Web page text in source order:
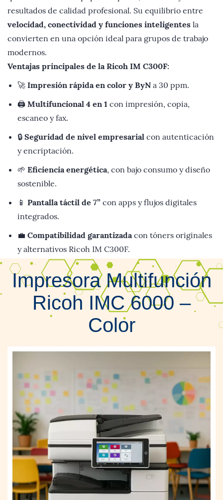
resultados de calidad profesional. Su equilibrio entre
velocidad, conectividad y funciones inteligentes la
convierten en una opción ideal para grupos de trabajo
modernos.
Ventajas principales de la Ricoh IM C300F:
🚀 Impresión rápida en color y ByN a 30 ppm.
🖨️ Multifuncional 4 en 1 con impresión, copia,
escaneo y fax.
🔒 Seguridad de nivel empresarial con autenticación
y encriptación.
🌱 Eficiencia energética, con bajo consumo y diseño
sostenible.
📱 Pantalla táctil de 7” con apps y flujos digitales
integrados.
💼 Compatibilidad garantizadacon tóners originales
y alternativos Ricoh IM C300F.
Impresora Multifunción
Ricoh IMC 6000 –
Color